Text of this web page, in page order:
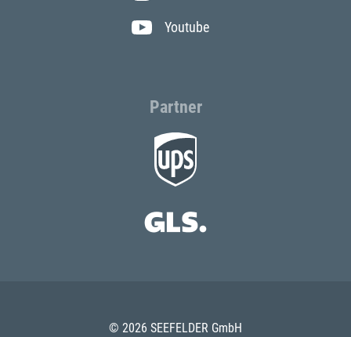
Youtube
Partner
© 2026 SEEFELDER GmbH